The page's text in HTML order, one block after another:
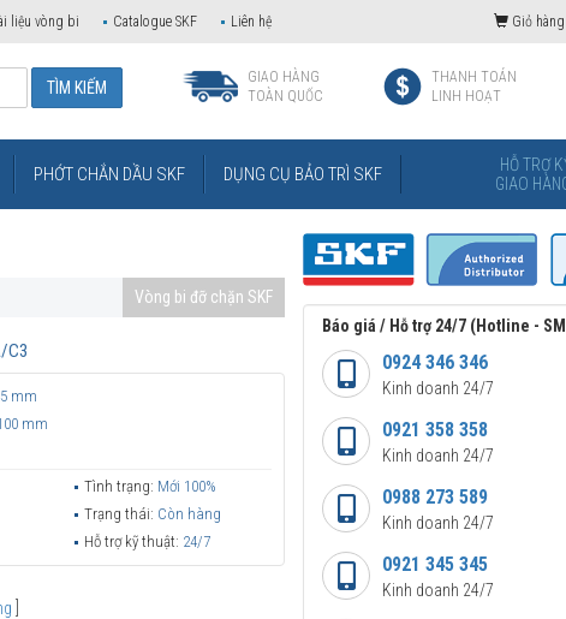
liệu vòng bi Catalogue SKF Liên hệ Giỏ
GIAO HÀNG
TOÀN QUỐC
THANH TOÁN
LINH HOẠT
PHỚT CHẮN DẦU SKF DỤNG CỤ BẢO TRÌ SKF
HỖ TRỢ
GIAO
Vòng bi đỡ chặn SKF
C3
mm
mm
Tình trạng: Mới 100%
Trạng thái: Còn hàng
Hỗ trợ kỹ thuật: 24/7
Báo giá / Hỗ trợ 24/7 (Hotline -
0924 346 346
Kinh doanh 24/7
0921 358 358
Kinh doanh 24/7
0988 273 589
Kinh doanh 24/7
0921 345 345
Kinh doanh 24/7